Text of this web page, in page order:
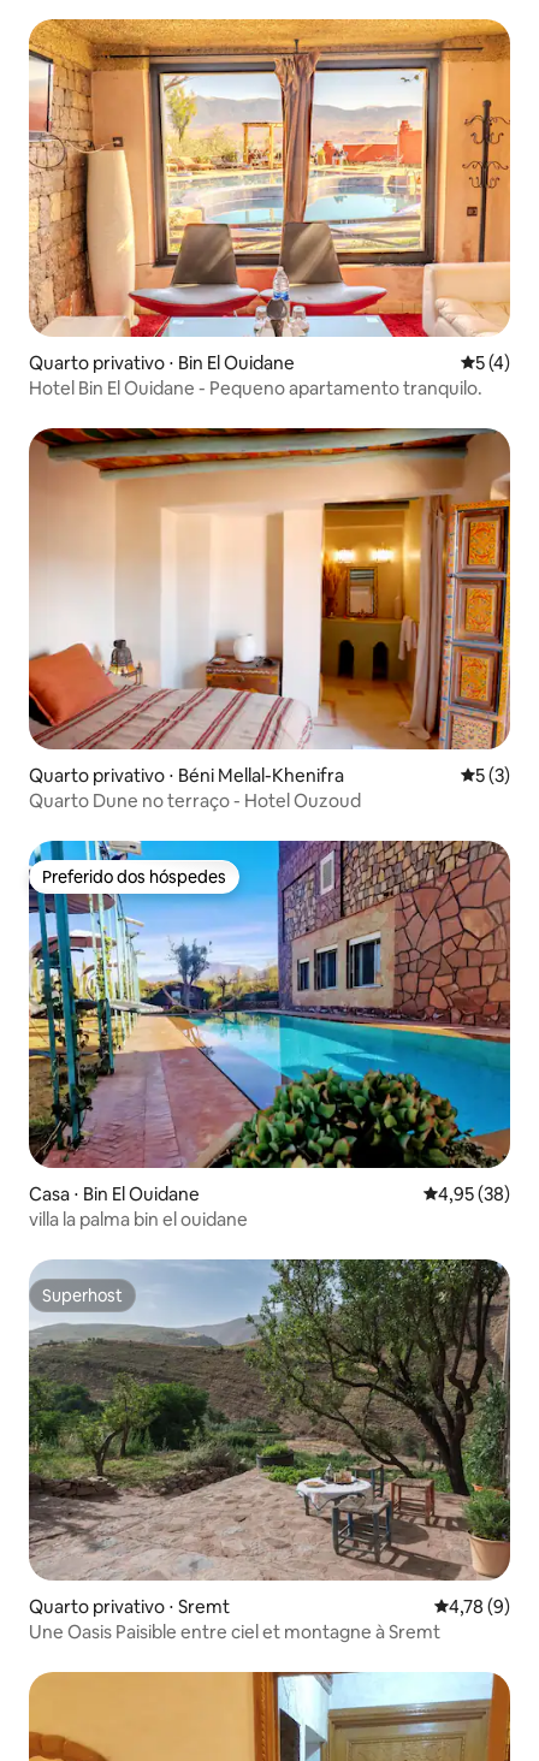
Quarto privativo ⋅ Bin El Ouidane 5 de
5 (4)
Hotel Bin El Ouidane - Pequeno apartamento tranquilo.
Quarto privativo ⋅ Béni Mellal-Khenifra 5 de
5 (3)
Quarto Dune no terraço - Hotel Ouzoud
Preferido dos hóspedes
Preferido dos hóspedes
Casa ⋅ Bin El Ouidane 4,95 de uma
4,95 (38)
villa la palma bin el ouidane
Superhost
Superhost
Quarto privativo ⋅ Sremt 4,78 de
4,78 (9)
Une Oasis Paisible entre ciel et montagne à Sremt